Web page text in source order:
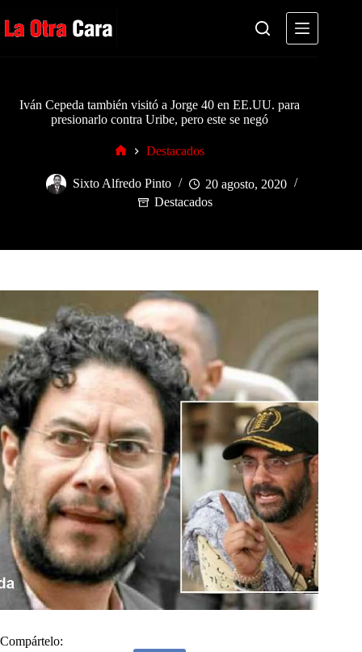
al
contenido
Iván Cepeda también visitó a Jorge 40 en EE.UU. para
presionarlo contra Uribe, pero este se negó
Destacados
Sixto Alfredo Pinto
20 agosto, 2020
Destacados
Compártelo: